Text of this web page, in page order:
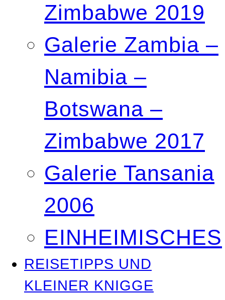
Zimbabwe 2019
Galerie Zambia –
Namibia –
Botswana –
Zimbabwe 2017
Galerie Tansania
2006
EINHEIMISCHES
REISETIPPS UND
KLEINER KNIGGE